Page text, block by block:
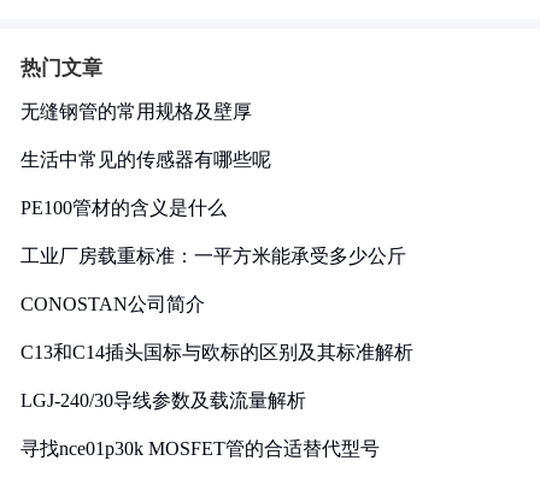
热门文章
无缝钢管的常用规格及壁厚
生活中常见的传感器有哪些呢
PE100管材的含义是什么
工业厂房载重标准：一平方米能承受多少公斤
CONOSTAN公司简介
C13和C14插头国标与欧标的区别及其标准解析
LGJ-240/30导线参数及载流量解析
寻找nce01p30k MOSFET管的合适替代型号